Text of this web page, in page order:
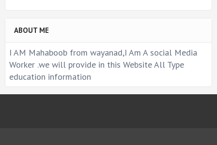
ABOUT ME
I AM Mahaboob from wayanad,I Am A social Media
Worker .we will provide in this Website All Type
education information